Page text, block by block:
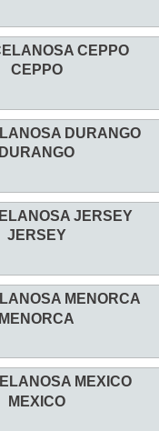
CEPPO
DURANGO
JERSEY
MENORCA
MEXICO